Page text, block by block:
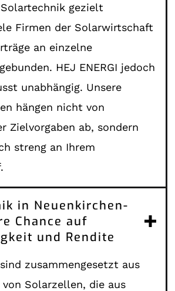
gezielt
Firmen der Solarwirtschaft
an einzelne
HEJ ENERGI jedoch
unabhängig. Unsere
hängen nicht von
Zielvorgaben ab, sondern
streng an Ihrem
in Neuenkirchen-
Chance auf
und Rendite
zusammengesetzt aus
Solarzellen, die aus